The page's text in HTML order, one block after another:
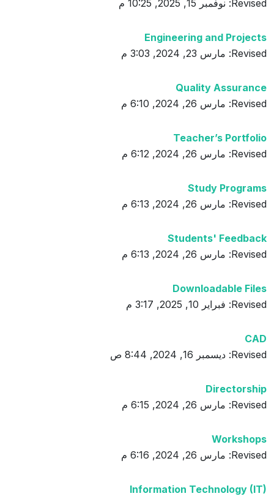
Revised: نوفمبر 15, 2025, 10:25 م
Engineering and Projects
Revised: مارس 23, 2024, 3:03 م
Quality Assurance
Revised: مارس 26, 2024, 6:10 م
Teacher’s Portfolio
Revised: مارس 26, 2024, 6:12 م
Study Programs
Revised: مارس 26, 2024, 6:13 م
Students' Feedback
Revised: مارس 26, 2024, 6:13 م
Downloadable Files
Revised: فبراير 10, 2025, 3:17 م
CAD
Revised: ديسمبر 16, 2024, 8:44 ص
Directorship
Revised: مارس 26, 2024, 6:15 م
Workshops
Revised: مارس 26, 2024, 6:16 م
Information Technology (IT)